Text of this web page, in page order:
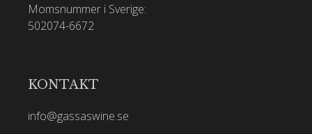
Momsnummer i Sverige:
502074-6672
KONTAKT
info@gassaswine.se